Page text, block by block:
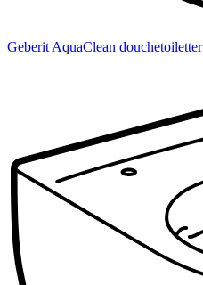
Geberit AquaClean douchetoiletter